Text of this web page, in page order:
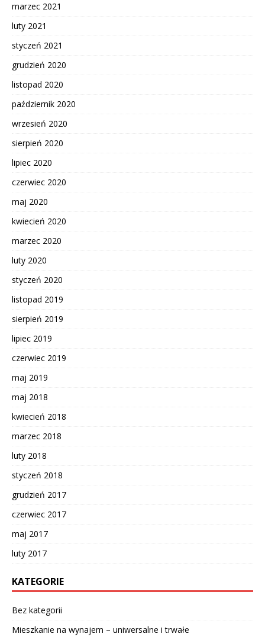
marzec 2021
luty 2021
styczeń 2021
grudzień 2020
listopad 2020
październik 2020
wrzesień 2020
sierpień 2020
lipiec 2020
czerwiec 2020
maj 2020
kwiecień 2020
marzec 2020
luty 2020
styczeń 2020
listopad 2019
sierpień 2019
lipiec 2019
czerwiec 2019
maj 2019
maj 2018
kwiecień 2018
marzec 2018
luty 2018
styczeń 2018
grudzień 2017
czerwiec 2017
maj 2017
luty 2017
KATEGORIE
Bez kategorii
Mieszkanie na wynajem – uniwersalne i trwałe